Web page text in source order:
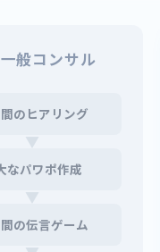
般コンサル
のヒアリング
▼
なパワポ作成
▼
の伝言ゲーム